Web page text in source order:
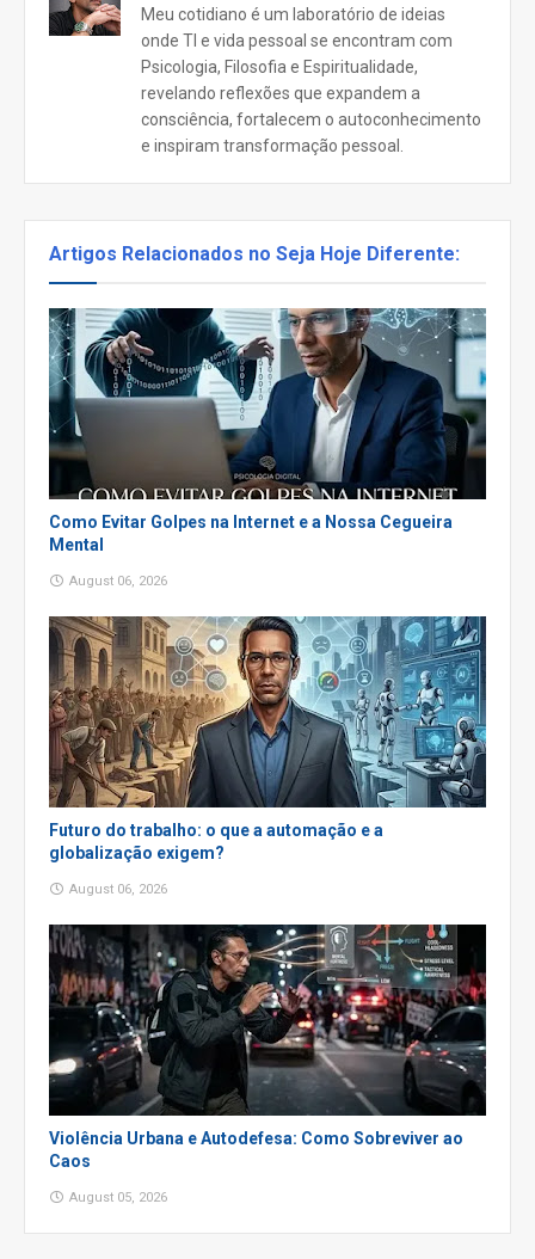
Meu cotidiano é um laboratório de ideias
onde TI e vida pessoal se encontram com
Psicologia, Filosofia e Espiritualidade,
revelando reflexões que expandem a
consciência, fortalecem o autoconhecimento
e inspiram transformação pessoal.
Artigos Relacionados no Seja Hoje Diferente:
Como Evitar Golpes na Internet e a Nossa Cegueira
Mental
August 06, 2026
Futuro do trabalho: o que a automação e a
globalização exigem?
August 06, 2026
Violência Urbana e Autodefesa: Como Sobreviver ao
Caos
August 05, 2026